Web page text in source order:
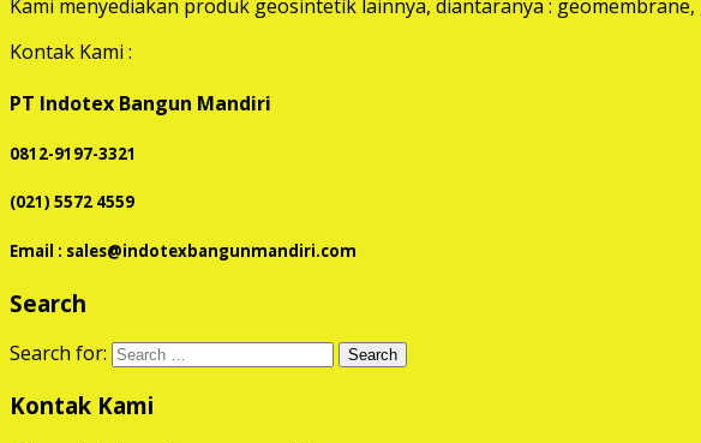
Kami menyediakan produk geosintetik lainnya, diantaranya :
Kontak Kami :
PT Indotex Bangun Mandiri
0812-9197-3321
(021) 5572 4559
Email : sales@indotexbangunmandiri.com
Search
Search for:
Kontak Kami